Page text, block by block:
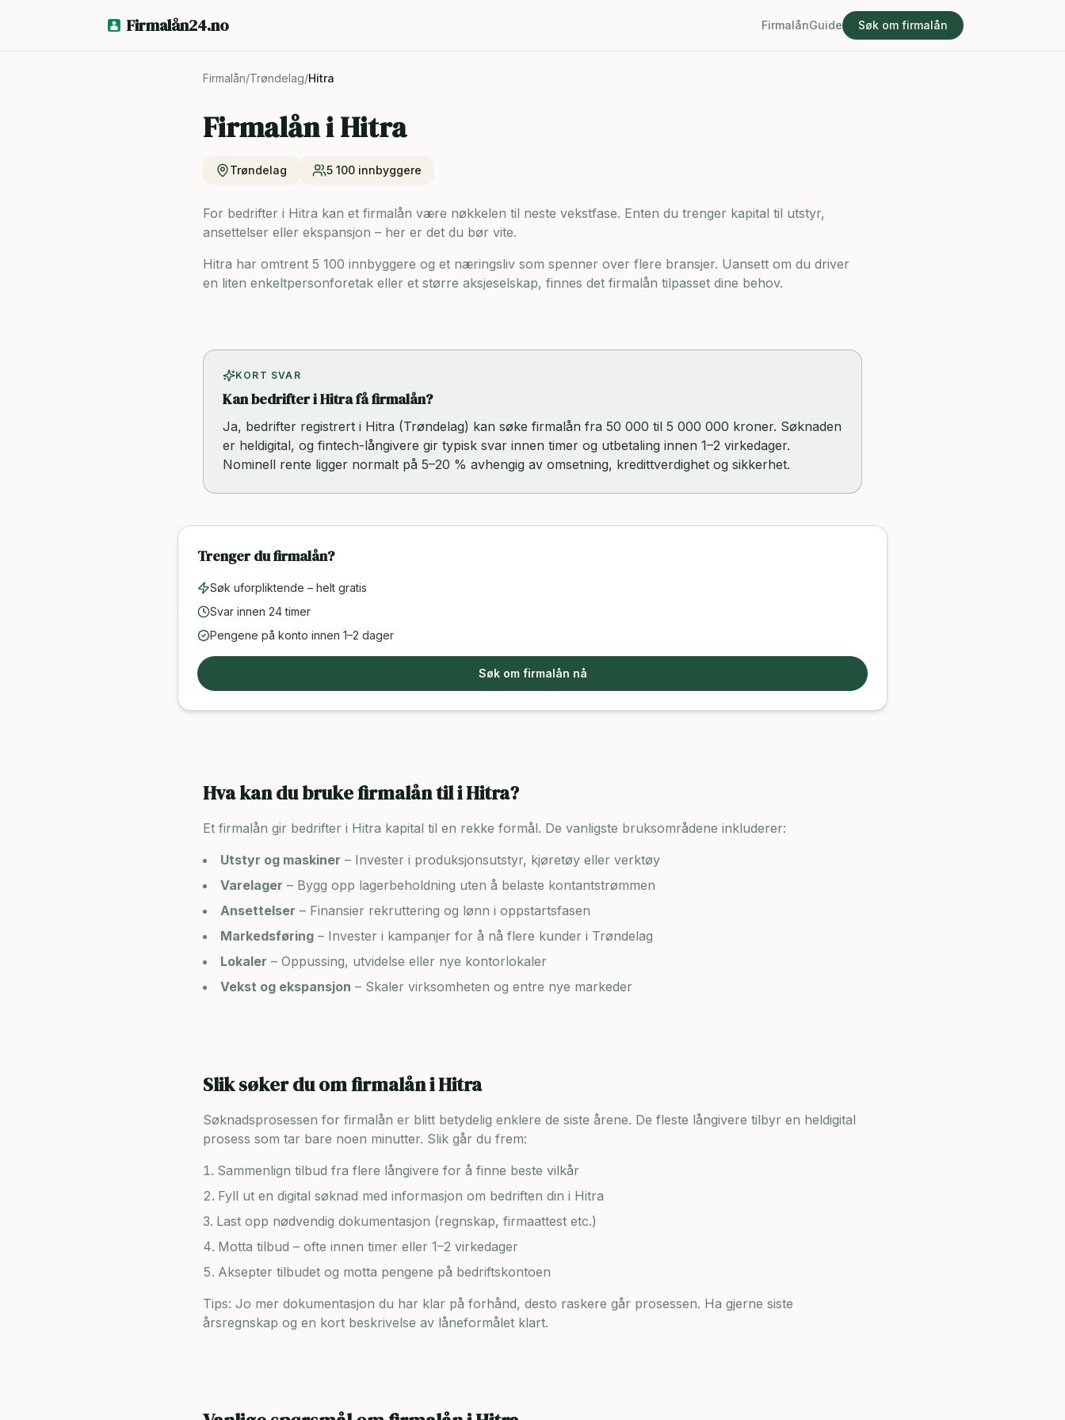
Firmalån24.no FirmalånGuide Søk om firmalån
Firmalån/Trøndelag/Hitra
Firmalån iHitra
Trøndelag 5 100 innbyggere
For bedrifter i Hitra kan et firmalån være nøkkelen til neste vekstfase. Enten du trenger kapital til utstyr,
ansettelser eller ekspansjon – her er det du bør vite.
Hitra har omtrent 5 100 innbyggere og et næringsliv som spenner over flere bransjer. Uansett om du driver
en liten enkeltpersonforetak eller et større aksjeselskap, finnes det firmalån tilpasset dine behov.
KORT SVAR
Kan bedrifter i Hitra få firmalån?
Ja, bedrifter registrert i Hitra (Trøndelag) kan søke firmalån fra 50 000 til 5 000 000 kroner. Søknaden
er heldigital, og fintech-långivere gir typisk svar innen timer og utbetaling innen 1–2 virkedager.
Nominell rente ligger normalt på 5–20 % avhengig av omsetning, kredittverdighet og sikkerhet.
Trenger du firmalån?
Søk uforpliktende – helt gratis
Svar innen 24 timer
Pengene på konto innen 1–2 dager
Søk om firmalån nå
Hva kan du bruke firmalån til iHitra?
Et firmalån gir bedrifter i Hitra kapital til en rekke formål. De vanligste bruksområdene inkluderer:
Utstyr og maskiner – Invester i produksjonsutstyr, kjøretøy eller verktøy
Varelager – Bygg opp lagerbeholdning uten å belaste kontantstrømmen
Ansettelser – Finansier rekruttering og lønn i oppstartsfasen
Markedsføring – Invester i kampanjer for å nå flere kunder i Trøndelag
Lokaler – Oppussing, utvidelse eller nye kontorlokaler
Vekst og ekspansjon – Skaler virksomheten og entre nye markeder
Slik søker du om firmalån iHitra
Søknadsprosessen for firmalån er blitt betydelig enklere de siste årene. De fleste långivere tilbyr en heldigital
prosess som tar bare noen minutter. Slik går du frem:
Sammenlign tilbud fra flere långivere for å finne beste vilkår
Fyll ut en digital søknad med informasjon om bedriften din i Hitra
Last opp nødvendig dokumentasjon (regnskap, firmaattest etc.)
Motta tilbud – ofte innen timer eller 1–2 virkedager
Aksepter tilbudet og motta pengene på bedriftskontoen
Tips: Jo mer dokumentasjon du har klar på forhånd, desto raskere går prosessen. Ha gjerne siste
årsregnskap og en kort beskrivelse av låneformålet klart.